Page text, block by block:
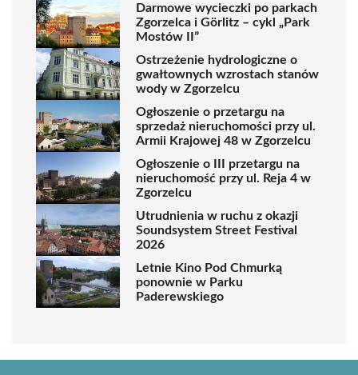
Darmowe wycieczki po parkach
Zgorzelca i Görlitz – cykl „Park
Mostów II”
Ostrzeżenie hydrologiczne o
gwałtownych wzrostach stanów
wody w Zgorzelcu
Ogłoszenie o przetargu na
sprzedaż nieruchomości przy ul.
Armii Krajowej 48 w Zgorzelcu
Ogłoszenie o III przetargu na
nieruchomość przy ul. Reja 4 w
Zgorzelcu
Utrudnienia w ruchu z okazji
Soundsystem Street Festival
2026
Letnie Kino Pod Chmurką
ponownie w Parku
Paderewskiego